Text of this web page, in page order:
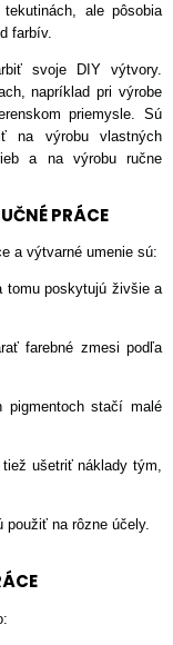
ale pôsobia
farbív.
svoje DIY výtvory.
napríklad pri výrobe
priemysle. Sú
na výrobu vlastných
a na výrobu ručne
PRÁCE
a výtvarné umenie sú:
tomu poskytujú živšie a
farebné zmesi podľa
pigmentoch stačí malé
ušetriť náklady tým,
použiť na rôzne účely.